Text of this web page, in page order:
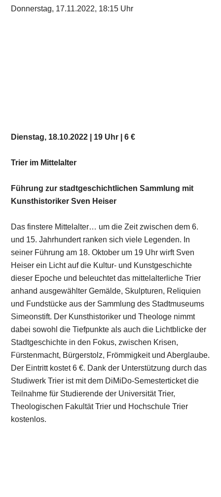
Donnerstag, 17.11.2022, 18:15 Uhr
Dienstag, 18.10.2022 | 19 Uhr | 6 €
Trier im Mittelalter
Führung zur stadtgeschichtlichen Sammlung mit
Kunsthistoriker Sven Heiser
Das finstere Mittelalter… um die Zeit zwischen dem 6.
und 15. Jahrhundert ranken sich viele Legenden. In
seiner Führung am 18. Oktober um 19 Uhr wirft Sven
Heiser ein Licht auf die Kultur- und Kunstgeschichte
dieser Epoche und beleuchtet das mittelalterliche Trier
anhand ausgewählter Gemälde, Skulpturen, Reliquien
und Fundstücke aus der Sammlung des Stadtmuseums
Simeonstift. Der Kunsthistoriker und Theologe nimmt
dabei sowohl die Tiefpunkte als auch die Lichtblicke der
Stadtgeschichte in den Fokus, zwischen Krisen,
Fürstenmacht, Bürgerstolz, Frömmigkeit und Aberglaube.
Der Eintritt kostet 6 €. Dank der Unterstützung durch das
Studiwerk Trier ist mit dem DiMiDo-Semesterticket die
Teilnahme für Studierende der Universität Trier,
Theologischen Fakultät Trier und Hochschule Trier
kostenlos.